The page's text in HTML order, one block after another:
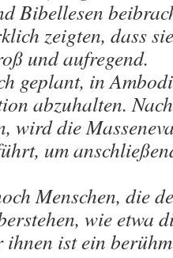
Bibellesen
zeigten, dass
und aufregend.
geplant, in
abzuhalten.
wird die
um
Menschen, die
wie etwa
ist ein